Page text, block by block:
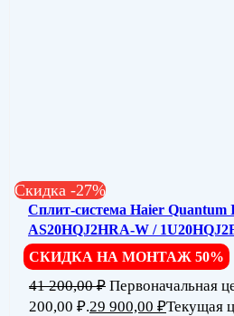
Скидка -27%
Сплит-система Haier Quantum
AS20HQJ2HRA-W /
СКИДКА НА МОНТАЖ 50%
41 200,00₽ Первоначальная
200,00 ₽.29 900,00 ₽Текущая